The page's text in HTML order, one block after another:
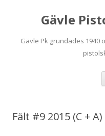
Gävle
Gävle Pk grundades 1940
Fält #9 2015 (C + A)